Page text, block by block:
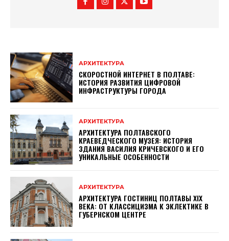
АРХИТЕКТУРА
СКОРОСТНОЙ ИНТЕРНЕТ В ПОЛТАВЕ:
ИСТОРИЯ РАЗВИТИЯ ЦИФРОВОЙ
ИНФРАСТРУКТУРЫ ГОРОДА
АРХИТЕКТУРА
АРХИТЕКТУРА ПОЛТАВСКОГО
КРАЕВЕДЧЕСКОГО МУЗЕЯ: ИСТОРИЯ
ЗДАНИЯ ВАСИЛИЯ КРИЧЕВСКОГО И ЕГО
УНИКАЛЬНЫЕ ОСОБЕННОСТИ
АРХИТЕКТУРА
АРХИТЕКТУРА ГОСТИНИЦ ПОЛТАВЫ XIX
ВЕКА: ОТ КЛАССИЦИЗМА К ЭКЛЕКТИКЕ В
ГУБЕРНСКОМ ЦЕНТРЕ